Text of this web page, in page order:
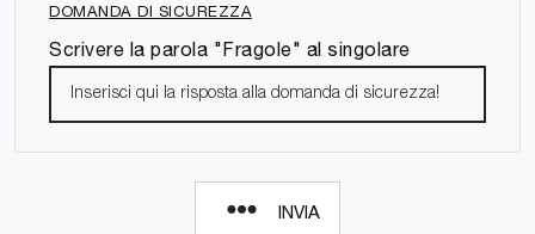
DOMANDA DI SICUREZZA
Scrivere la parola "Fragole" al singolare
INVIA